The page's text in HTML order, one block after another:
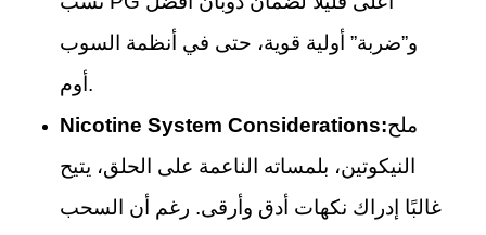
و”ضربة” أولية قوية، حتى في أنظمة السوب
أوم.
Nicotine System Considerations:ملح
النيكوتين، بلمساته الناعمة على الحلق، يتيح
غالبًا إدراك نكهات أدق وأرقى. رغم أن السحب